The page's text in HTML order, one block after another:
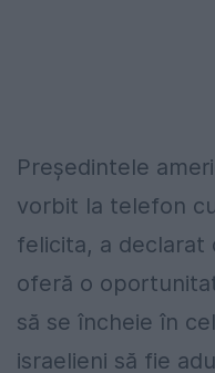
Președintele
vorbit la telefon
felicita, a declarat
oferă o
să se încheie în
israelieni să fie